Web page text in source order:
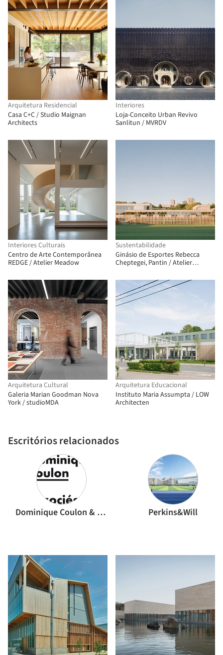
Arquitetura Residencial
Casa C+C / Studio Maignan
Architects
Interiores
Loja-Conceito Urban Revivo
Sanlitun / MVRDV
Interiores Culturais
Centro de Arte Contemporânea
REDGE / Atelier Meadow
Sustentabilidade
Ginásio de Esportes Rebecca
Cheptegei, Pantin / Atelier
Arquitetura Cultural
Galeria Marian Goodman Nova
York / studioMDA
Escritórios relacionados
Dominique Coulon & associés Perkins&Will
Arquitetura Educacional
Instituto Maria Assumpta / LOW
Architecten